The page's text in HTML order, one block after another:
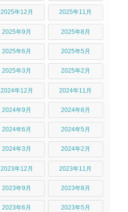
2025年12月 2025年11月
2025年9月 2025年8月
2025年6月 2025年5月
2025年3月 2025年2月
2024年12月 2024年11月
2024年9月 2024年8月
2024年6月 2024年5月
2024年3月 2024年2月
2023年12月 2023年11月
2023年9月 2023年8月
2023年6月 2023年5月